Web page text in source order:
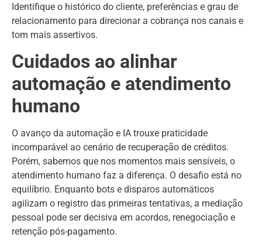
Identifique o histórico do cliente, preferências e grau de
relacionamento para direcionar a cobrança nos canais e
tom mais assertivos.
Cuidados ao alinhar
automação e atendimento
humano
O avanço da automação e IA trouxe praticidade
incomparável ao cenário de recuperação de créditos.
Porém, sabemos que nos momentos mais sensíveis, o
atendimento humano faz a diferença. O desafio está no
equilíbrio. Enquanto bots e disparos automáticos
agilizam o registro das primeiras tentativas, a mediação
pessoal pode ser decisiva em acordos, renegociação e
retenção pós-pagamento.